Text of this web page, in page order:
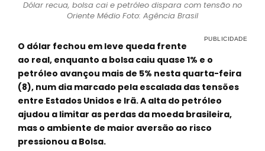
Dólar recua, bolsa cai e petróleo dispara com tensão no
Oriente Médio Foto: Agência Brasil
O dólar fechou em leve queda frente
ao real, enquanto a bolsa caiu quase 1% e o
petróleo avançou mais de 5% nesta quarta-feira
(8), num dia marcado pela escalada das tensões
entre Estados Unidos e Irã. A alta do petróleo
ajudou a limitar as perdas da moeda brasileira,
mas o ambiente de maior aversão ao risco
pressionou a Bolsa.